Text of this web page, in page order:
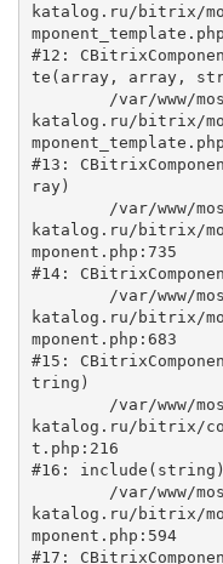
katalog.ru/bitrix/
#12:
te(array, array,
katalog.ru/bitrix/
#13:
ray)
katalog.ru/bitrix/
mponent.php:735
#14:
katalog.ru/bitrix/
mponent.php:683
#15:
tring)
katalog.ru/bitrix/
t.php:216
#16: include(string)
katalog.ru/bitrix/
mponent.php:594
#17: